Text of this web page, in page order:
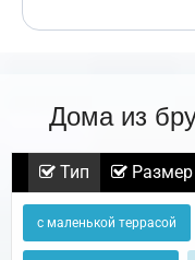
Дома из
Тип Размер
с маленькой террасой